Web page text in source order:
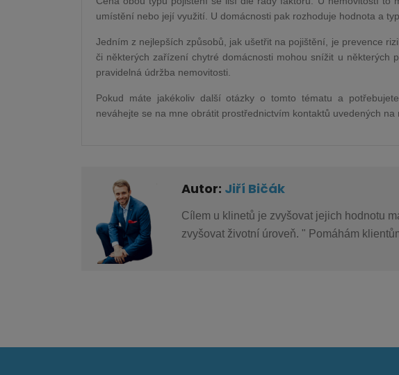
umístění nebo její využití. U domácnosti pak rozhoduje hodnota a
Jedním z nejlepších způsobů, jak ušetřit na pojištění, je prevence
či některých zařízení chytré domácnosti mohou snížit u některých
pravidelná údržba nemovitosti.
Pokud máte jakékoliv další otázky o tomto tématu a
neváhejte se na mne obrátit prostřednictvím kontaktů uvedených na
Autor: Jiří Bičák
Cílem u klinetů je zvyšovat jejich hodnotu
zvyšovat životní úroveň. " Pomáhám